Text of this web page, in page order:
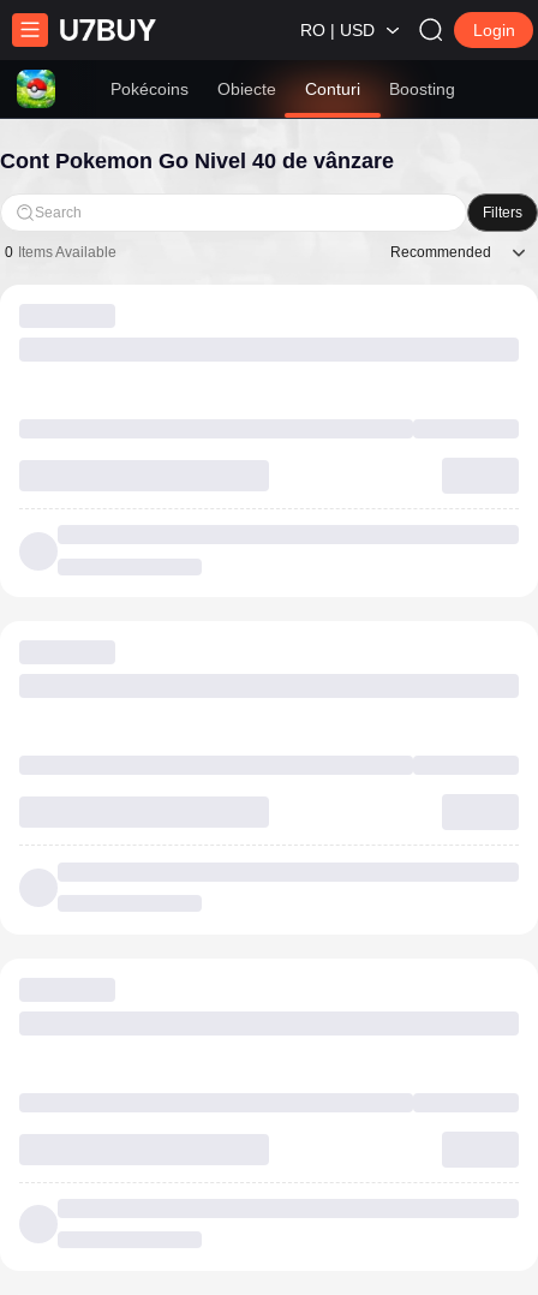
RO | USD Login
Pokécoins Obiecte Conturi Boosting
Cont Pokemon Go Nivel 40 de vânzare
Search Filters
0 Items Available Recommended